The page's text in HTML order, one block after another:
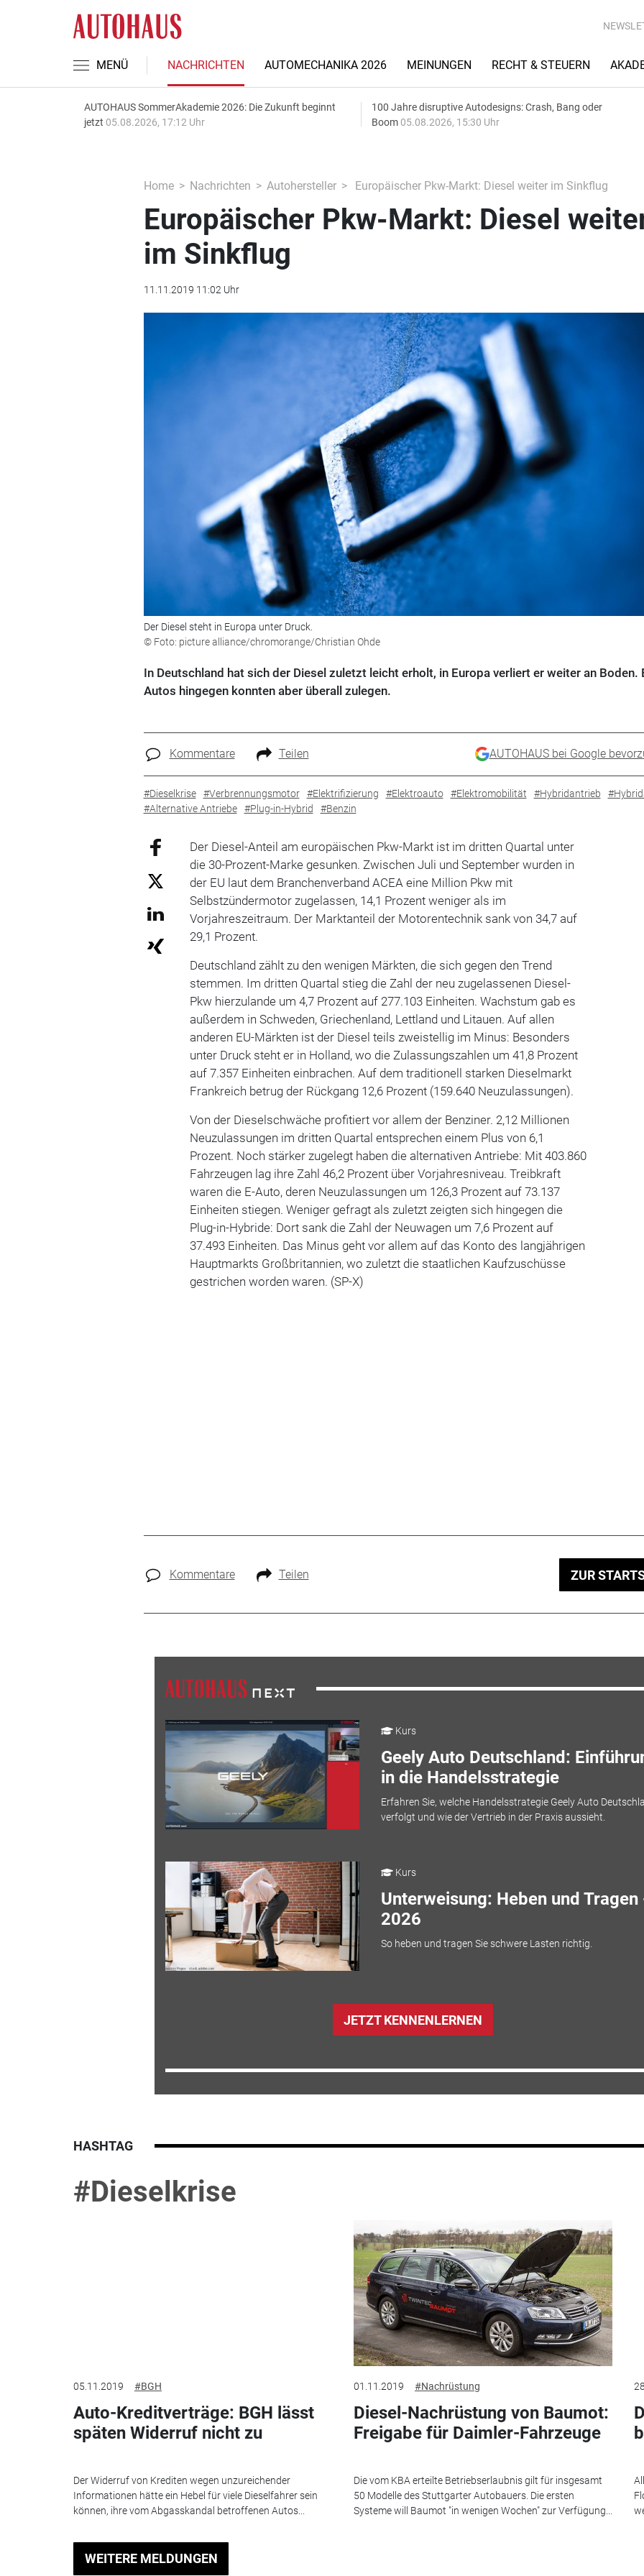
MENÜ NACHRICHTEN AUTOMECHANIKA 2026 MEINUNGEN RECHT & STEUERN
AUTOHAUS SommerAkademie 2026: Die Zukunft beginnt
jetzt 05.08.2026, 17:12 Uhr
100 Jahre disruptive Autodesigns: Crash, Bang oder
Boom 05.08.2026, 15:30 Uhr
Home Nachrichten Autohersteller Europäischer Pkw-Markt: Diesel weiter im Sinkflug
Europäischer Pkw-Markt: Diesel
im Sinkflug
11.11.2019 11:02 Uhr
Der Diesel steht in Europa unter Druck.
© Foto: picture alliance/chromorange/Christian Ohde
In Deutschland hat sich der Diesel zuletzt leicht erholt, in Europa verliert er weiter an Boden.
Autos hingegen konnten aber überall zulegen.
Kommentare Teilen AUTOHAUS bei Google
#Dieselkrise #Verbrennungsmotor #Elektrifizierung #Elektroauto #Elektromobilität #Hybridantrieb
#Alternative Antriebe
#Plug-in-Hybrid #Benzin
Der Diesel-Anteil am europäischen Pkw-Markt ist im dritten Quartal unter
die 30-Prozent-Marke gesunken. Zwischen Juli und September wurden in
der EU laut dem Branchenverband ACEA eine Million Pkw mit
Selbstzündermotor zugelassen, 14,1 Prozent weniger als im
Vorjahreszeitraum. Der Marktanteil der Motorentechnik sank von 34,7 auf
29,1 Prozent.
Deutschland zählt zu den wenigen Märkten, die sich gegen den Trend
stemmen. Im dritten Quartal stieg die Zahl der neu zugelassenen Diesel-
Pkw hierzulande um 4,7 Prozent auf 277.103 Einheiten. Wachstum gab es
außerdem in Schweden, Griechenland, Lettland und Litauen. Auf allen
anderen EU-Märkten ist der Diesel teils zweistellig im Minus: Besonders
unter Druck steht er in Holland, wo die Zulassungszahlen um 41,8 Prozent
auf 7.357 Einheiten einbrachen. Auf dem traditionell starken Dieselmarkt
Frankreich betrug der Rückgang 12,6 Prozent (159.640 Neuzulassungen).
Von der Dieselschwäche profitiert vor allem der Benziner. 2,12 Millionen
Neuzulassungen im dritten Quartal entsprechen einem Plus von 6,1
Prozent. Noch stärker zugelegt haben die alternativen Antriebe: Mit 403.860
Fahrzeugen lag ihre Zahl 46,2 Prozent über Vorjahresniveau. Treibkraft
waren die E-Auto, deren Neuzulassungen um 126,3 Prozent auf 73.137
Einheiten stiegen. Weniger gefragt als zuletzt zeigten sich hingegen die
Plug-in-Hybride: Dort sank die Zahl der Neuwagen um 7,6 Prozent auf
37.493 Einheiten. Das Minus geht vor allem auf das Konto des langjährigen
Hauptmarkts Großbritannien, wo zuletzt die staatlichen Kaufzuschüsse
gestrichen worden waren. (SP-X)
Kommentare Teilen ZUR
Kurs
Geely Auto Deutschland:
in die Handelsstrategie
Erfahren Sie, welche Handelsstrategie Geely Auto
verfolgt und wie der Vertrieb in der Praxis aussieht.
Kurs
Unterweisung: Heben und Tragen
2026
So heben und tragen Sie schwere Lasten richtig.
JETZT KENNENLERNEN
HASHTAG
#Dieselkrise
05.11.2019 #BGH
Auto-Kreditverträge: BGH lässt
späten Widerruf nicht zu
Der Widerruf von Krediten wegen unzureichender
Informationen hätte ein Hebel für viele Dieselfahrer sein
können, ihre vom Abgasskandal betroffenen Autos...
01.11.2019 #Nachrüstung
Diesel-Nachrüstung von Baumot:
Freigabe für Daimler-Fahrzeuge
Die vom KBA erteilte Betriebserlaubnis gilt für insgesamt
50 Modelle des Stuttgarter Autobauers. Die ersten
Systeme will Baumot "in wenigen Wochen" zur Verfügung...
WEITERE MELDUNGEN